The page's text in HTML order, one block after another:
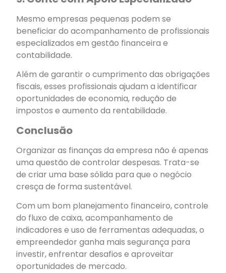
Mesmo empresas pequenas podem se
beneficiar do acompanhamento de profissionais
especializados em gestão financeira e
contabilidade.
Além de garantir o cumprimento das obrigações
fiscais, esses profissionais ajudam a identificar
oportunidades de economia, redução de
impostos e aumento da rentabilidade.
Conclusão
Organizar as finanças da empresa não é apenas
uma questão de controlar despesas. Trata-se
de criar uma base sólida para que o negócio
cresça de forma sustentável.
Com um bom planejamento financeiro, controle
do fluxo de caixa, acompanhamento de
indicadores e uso de ferramentas adequadas, o
empreendedor ganha mais segurança para
investir, enfrentar desafios e aproveitar
oportunidades de mercado.